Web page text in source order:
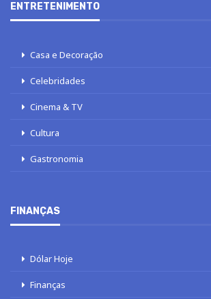
ENTRETENIMENTO
Casa e Decoração
Celebridades
Cinema & TV
Cultura
Gastronomia
FINANÇAS
Dólar Hoje
Finanças